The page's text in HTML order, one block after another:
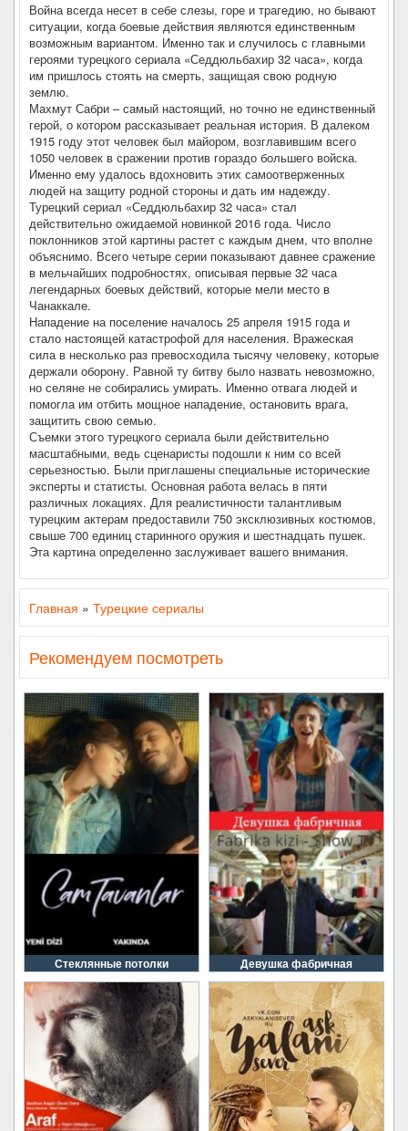
Война всегда несет в себе слезы, горе и трагедию, но бывают
ситуации, когда боевые действия являются единственным
возможным вариантом. Именно так и случилось с главными
героями турецкого сериала «Седдюльбахир 32 часа», когда
им пришлось стоять на смерть, защищая свою родную
землю.
Махмут Сабри – самый настоящий, но точно не единственный
герой, о котором рассказывает реальная история. В далеком
1915 году этот человек был майором, возглавившим всего
1050 человек в сражении против гораздо большего войска.
Именно ему удалось вдохновить этих самоотверженных
людей на защиту родной стороны и дать им надежду.
Турецкий сериал «Седдюльбахир 32 часа» стал
действительно ожидаемой новинкой 2016 года. Число
поклонников этой картины растет с каждым днем, что вполне
объяснимо. Всего четыре серии показывают давнее сражение
в мельчайших подробностях, описывая первые 32 часа
легендарных боевых действий, которые мели место в
Чанаккале.
Нападение на поселение началось 25 апреля 1915 года и
стало настоящей катастрофой для населения. Вражеская
сила в несколько раз превосходила тысячу человеку, которые
держали оборону. Равной ту битву было назвать невозможно,
но селяне не собирались умирать. Именно отвага людей и
помогла им отбить мощное нападение, остановить врага,
защитить свою семью.
Съемки этого турецкого сериала были действительно
масштабными, ведь сценаристы подошли к ним со всей
серьезностью. Были приглашены специальные исторические
эксперты и статисты. Основная работа велась в пяти
различных локациях. Для реалистичности талантливым
турецким актерам предоставили 750 эксклюзивных костюмов,
свыше 700 единиц старинного оружия и шестнадцать пушек.
Эта картина определенно заслуживает вашего внимания.
Главная » Турецкие сериалы
Рекомендуем посмотреть
Стеклянные потолки Девушка фабричная